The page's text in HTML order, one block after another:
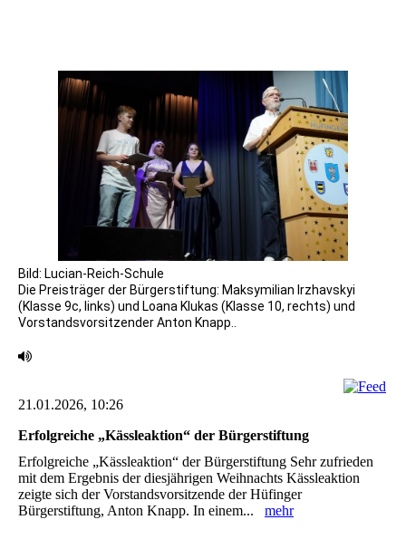
Bild: Lucian-Reich-Schule
Die Preisträger der Bürgerstiftung: Maksymilian Irzhavskyi
(Klasse 9c, links) und Loana Klukas (Klasse 10, rechts) und
Vorstandsvorsitzender Anton Knapp..
21.01.2026, 10:26
Erfolgreiche „Kässleaktion“ der Bürgerstiftung
Erfolgreiche „Kässleaktion“ der Bürgerstiftung Sehr zufrieden
mit dem Ergebnis der diesjährigen Weihnachts Kässleaktion
zeigte sich der ‎Vorstandsvorsitzende der Hüfinger
Bürgerstiftung, Anton Knapp. In einem... mehr